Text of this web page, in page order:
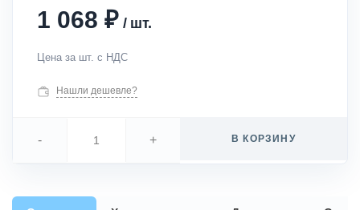
1 068 ₽ / шт.
Цена за шт. с НДС
Нашли дешевле?
- + В КОРЗИНУ